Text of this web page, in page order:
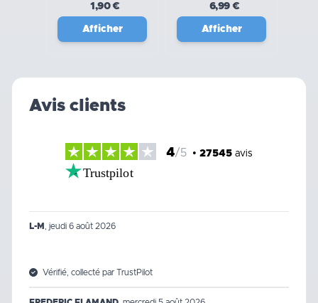
1,90 €
Afficher
6,99 €
Afficher
Avis clients
4/5 • 27545 avis
Trustpilot
L-M jeudi 6 août 2026
Vérifié, collecté par TrustPilot